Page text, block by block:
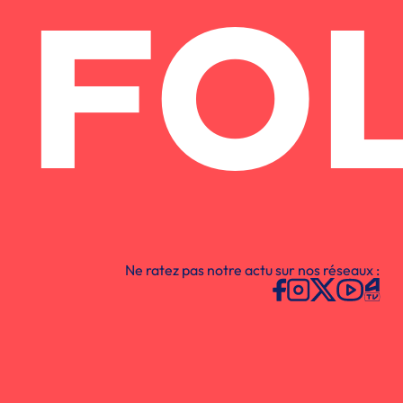
Ne ratez pas notre actu sur nos réseaux :